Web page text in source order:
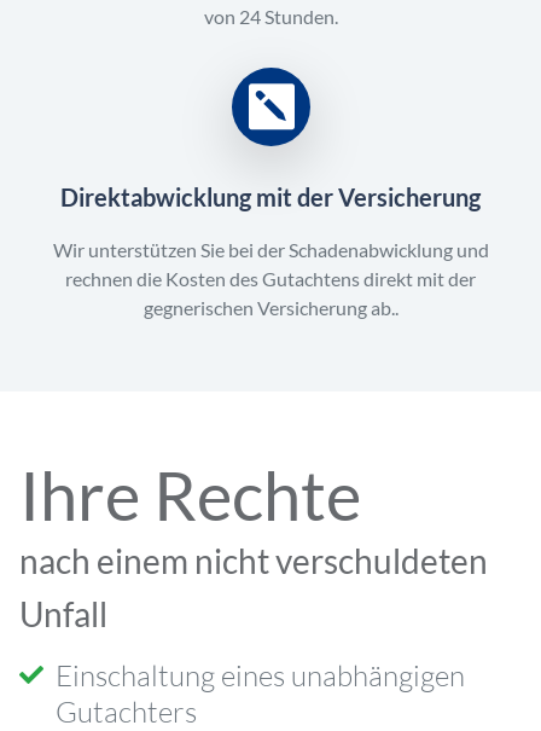
von 24 Stunden.
Direktabwicklung mit der Versicherung
Wir unterstützen Sie bei der Schadenabwicklung und
rechnen die Kosten des Gutachtens direkt mit der
gegnerischen Versicherung ab..
Ihre Rechte
nach einem nicht verschuldeten
Unfall
Einschaltung eines unabhängigen
Gutachters